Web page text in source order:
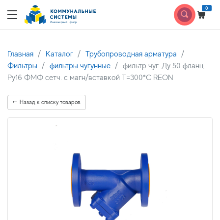
0
Главная Каталог
Трубопроводная арматура
Фильтры
фильтры чугунные
фильтр чуг. Ду 50 фланц.
Ру16 ФМФ сетч. с магн/вставкой Т=300*С REON
Назад к списку товаров